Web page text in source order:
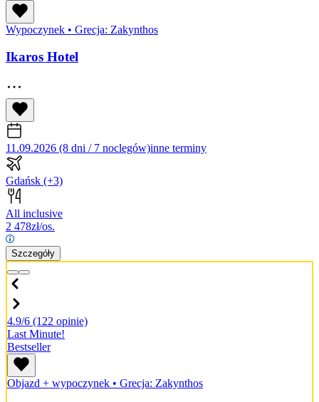
Wypoczynek • Grecja: Zakynthos
Ikaros Hotel
11.09.2026 (8 dni / 7 noclegów)inne terminy
Gdańsk (+3)
All inclusive
2 478zł/os.
Szczegóły
4.9/6 (122 opinie)
Last Minute!
Bestseller
Objazd + wypoczynek • Grecja: Zakynthos